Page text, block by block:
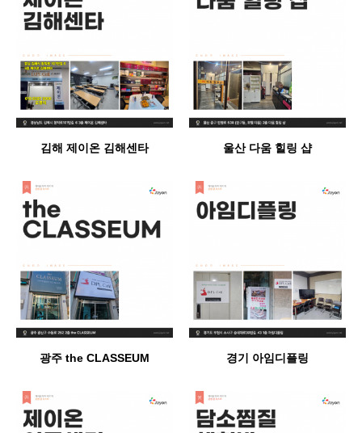
김해 제이온 김해센타 울산 다움 힐링 샵
광주 the CLASSEUM 경기 아임디플링